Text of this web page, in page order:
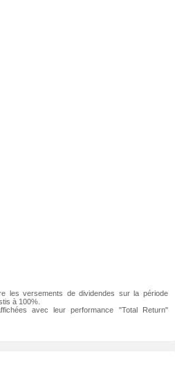
les versements de dividendes sur la période
à 100%.
avec leur performance "Total Return"